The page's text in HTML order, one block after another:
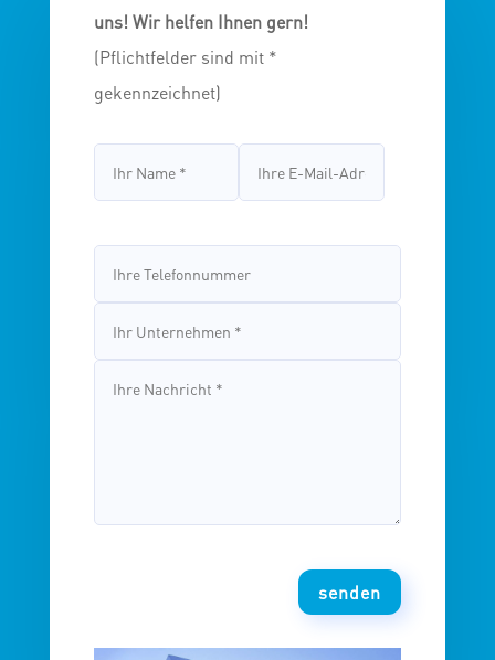
uns! Wir helfen Ihnen gern!
(Pflichtfelder sind mit *
gekennzeichnet)
senden